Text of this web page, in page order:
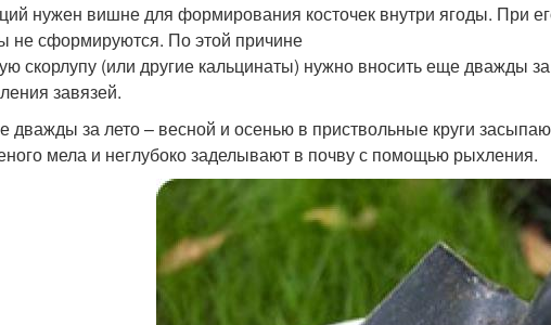
нужен вишне для формирования косточек внутри ягоды. При
не сформируются. По этой причине
скорлупу (или другие кальцинаты) нужно вносить еще дважды
завязей.
дважды за лето – весной и осенью в приствольные круги
мела и неглубоко заделывают в почву с помощью рыхления.